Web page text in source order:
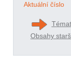
Aktuální číslo
Obsahy